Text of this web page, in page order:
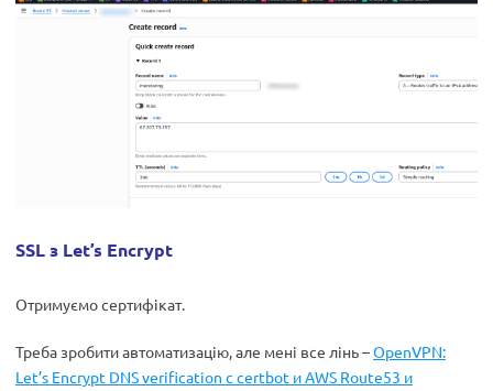
SSL з Let’s Encrypt
Отримуємо сертифікат.
Треба зробити автоматизацію, але мені все лінь –OpenVPN:
Let’s Encrypt DNS verification с certbot и AWS Route53 и